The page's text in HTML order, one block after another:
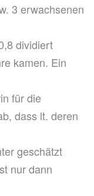
3 erwachsenen
dividiert
kamen. Ein
für die
dass lt. deren
geschätzt
nur dann